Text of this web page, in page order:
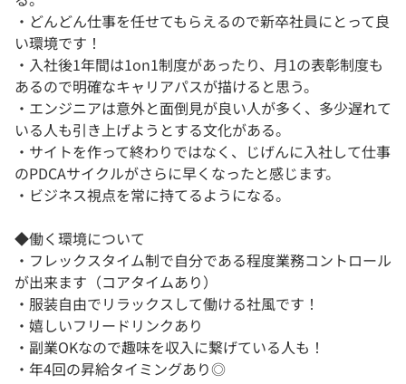
・どんどん仕事を任せてもらえるので新卒社員にとって良
い環境です！
・入社後1年間は1on1制度があったり、月1の表彰制度も
あるので明確なキャリアパスが描けると思う。
・エンジニアは意外と面倒見が良い人が多く、多少遅れて
いる人も引き上げようとする文化がある。
・サイトを作って終わりではなく、じげんに入社して仕事
のPDCAサイクルがさらに早くなったと感じます。
・ビジネス視点を常に持てるようになる。
◆働く環境について
・フレックスタイム制で自分である程度業務コントロール
が出来ます（コアタイムあり）
・服装自由でリラックスして働ける社風です！
・嬉しいフリードリンクあり
・副業OKなので趣味を収入に繋げている人も！
・年4回の昇給タイミングあり◎